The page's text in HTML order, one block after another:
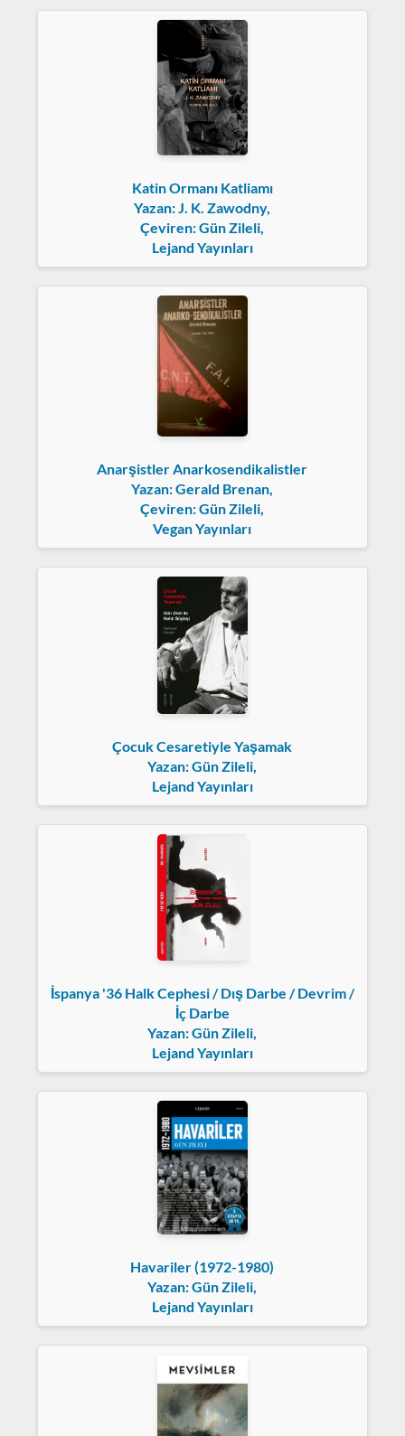
Katin Ormanı Katliamı
Yazan: J. K. Zawodny,
Çeviren: Gün Zileli,
Lejand Yayınları
Anarşistler Anarkosendikalistler
Yazan: Gerald Brenan,
Çeviren: Gün Zileli,
Vegan Yayınları
Çocuk Cesaretiyle Yaşamak
Yazan: Gün Zileli,
Lejand Yayınları
İspanya '36 Halk Cephesi / Dış Darbe / Devrim /
İç Darbe
Yazan: Gün Zileli,
Lejand Yayınları
Havariler (1972-1980)
Yazan: Gün Zileli,
Lejand Yayınları